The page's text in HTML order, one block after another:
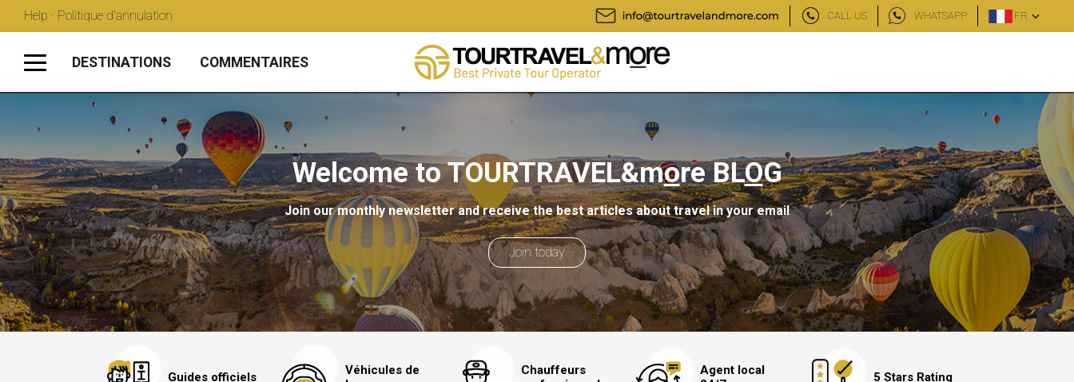
Help · Politique d’annulation CALL US WHATSAPP FR
DESTINATIONS COMMENTAIRES
Welcome to TOURTRAVEL&moreBLOG
Join our monthly newsletter and receive the best articles about travel in your email
Join today
Guides officiels
Véhicules de
Chauffeurs
Agent local
5 Stars Rating